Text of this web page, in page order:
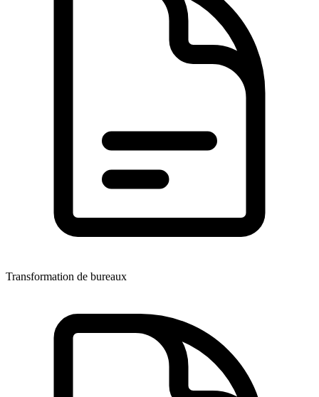
Transformation de bureaux